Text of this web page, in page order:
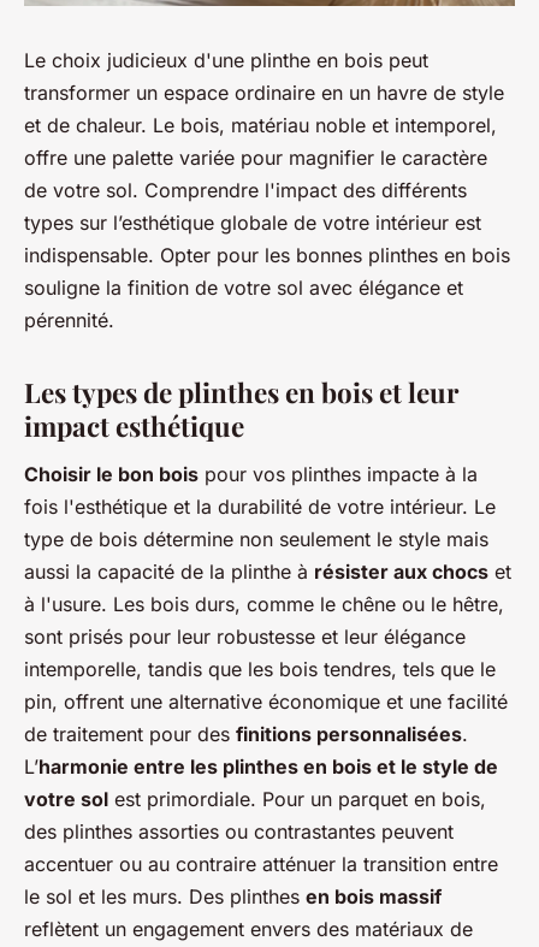
Le choix judicieux d'une plinthe en bois peut
transformer un espace ordinaire en un havre de style
et de chaleur. Le bois, matériau noble et intemporel,
offre une palette variée pour magnifier le caractère
de votre sol. Comprendre l'impact des différents
types sur l’esthétique globale de votre intérieur est
indispensable. Opter pour les bonnes plinthes en bois
souligne la finition de votre sol avec élégance et
pérennité.
Les types de plinthes en bois et leur
impact esthétique
Choisir le bon bois pour vos plinthes impacte à la
fois l'esthétique et la durabilité de votre intérieur. Le
type de bois détermine non seulement le style mais
aussi la capacité de la plinthe à résister aux chocs et
à l'usure. Les bois durs, comme le chêne ou le hêtre,
sont prisés pour leur robustesse et leur élégance
intemporelle, tandis que les bois tendres, tels que le
pin, offrent une alternative économique et une facilité
de traitement pour des finitions personnalisées.
L’harmonie entre les plinthes en bois et le style de
votre sol est primordiale. Pour un parquet en bois,
des plinthes assorties ou contrastantes peuvent
accentuer ou au contraire atténuer la transition entre
le sol et les murs. Des plinthes en bois massif
reflètent un engagement envers des matériaux de